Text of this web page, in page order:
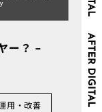
ー？ –
用・改善